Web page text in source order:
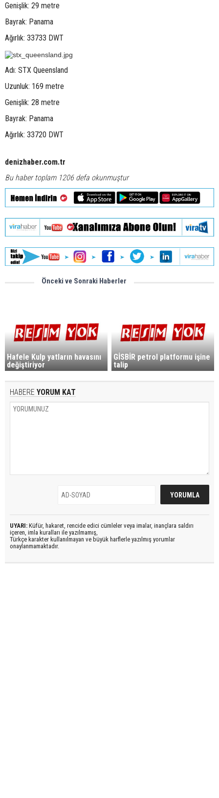
Genişlik: 29 metre
Bayrak: Panama
Ağırlık: 33733 DWT
Adı: STX Queensland
Uzunluk: 169 metre
Genişlik: 28 metre
Bayrak: Panama
Ağırlık: 33720 DWT
denizhaber.com.tr
Bu haber toplam 1206 defa okunmuştur
Önceki ve Sonraki Haberler
Hafele Kulp yatların havasını
değiştiriyor
GİSBİR petrol platformu işine
talip
HABERE YORUM KAT
UYARI: Küfür, hakaret, rencide edici cümleler veya imalar, inançlara saldırı
içeren, imla kuralları ile yazılmamış,
Türkçe karakter kullanılmayan ve büyük harflerle yazılmış yorumlar
onaylanmamaktadır.